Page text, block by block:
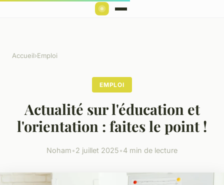
Accueil›Emploi
EMPLOI
Actualité sur l'éducation et
l'orientation : faites le point !
Noham•2 juillet 2025•4 min de lecture